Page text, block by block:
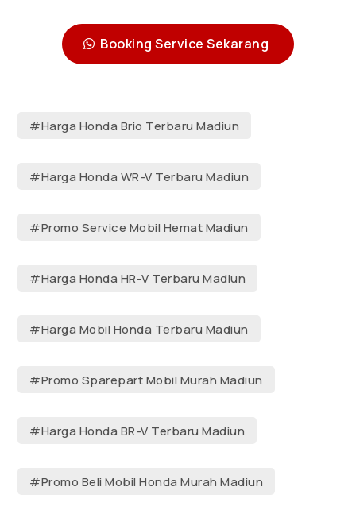
Booking Service Sekarang
#Harga Honda Brio Terbaru Madiun
#Harga Honda WR-V Terbaru Madiun
#Promo Service Mobil Hemat Madiun
#Harga Honda HR-V Terbaru Madiun
#Harga Mobil Honda Terbaru Madiun
#Promo Sparepart Mobil Murah Madiun
#Harga Honda BR-V Terbaru Madiun
#Promo Beli Mobil Honda Murah Madiun